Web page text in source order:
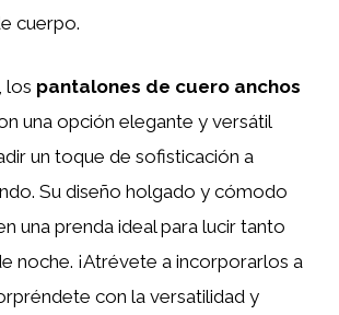
cuerpo.
los pantalones de cuero anchos
una opción elegante y versátil
un toque de sofisticación a
Su diseño holgado y cómodo
una prenda ideal para lucir tanto
noche. ¡Atrévete a incorporarlos a
con la versatilidad y